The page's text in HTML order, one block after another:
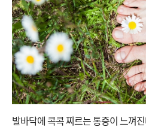
발바닥에 콕콕 찌르는 통증이 느껴